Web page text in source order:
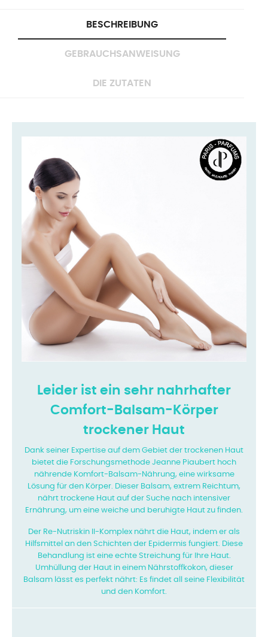
BESCHREIBUNG
GEBRAUCHSANWEISUNG
DIE ZUTATEN
Leider ist ein sehr nahrhafter
Comfort-Balsam-Körper
trockener Haut
Dank seiner Expertise auf dem Gebiet der trockenen Haut
bietet die Forschungsmethode Jeanne Piaubert hoch
nährende Komfort-Balsam-Nährung, eine wirksame
Lösung für den Körper. Dieser Balsam, extrem Reichtum,
nährt trockene Haut auf der Suche nach intensiver
Ernährung, um eine weiche und beruhigte Haut zu finden.
Der Re-Nutriskin II-Komplex nährt die Haut, indem er als
Hilfsmittel an den Schichten der Epidermis fungiert. Diese
Behandlung ist eine echte Streichung für Ihre Haut.
Umhüllung der Haut in einem Nährstoffkokon, dieser
Balsam lässt es perfekt nährt: Es findet all seine Flexibilität
und den Komfort.